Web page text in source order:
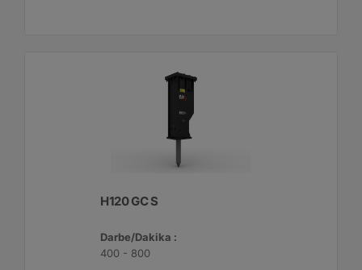
H120 GC S
Darbe/Dakika :
400 - 800